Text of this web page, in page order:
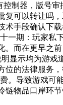
控制器，版号审
复可以转让吗
术手段确认下
一期：玩家私
。而在更早之
显示均为游戏
位的法律服务
。导致游戏可
链物品口岸环